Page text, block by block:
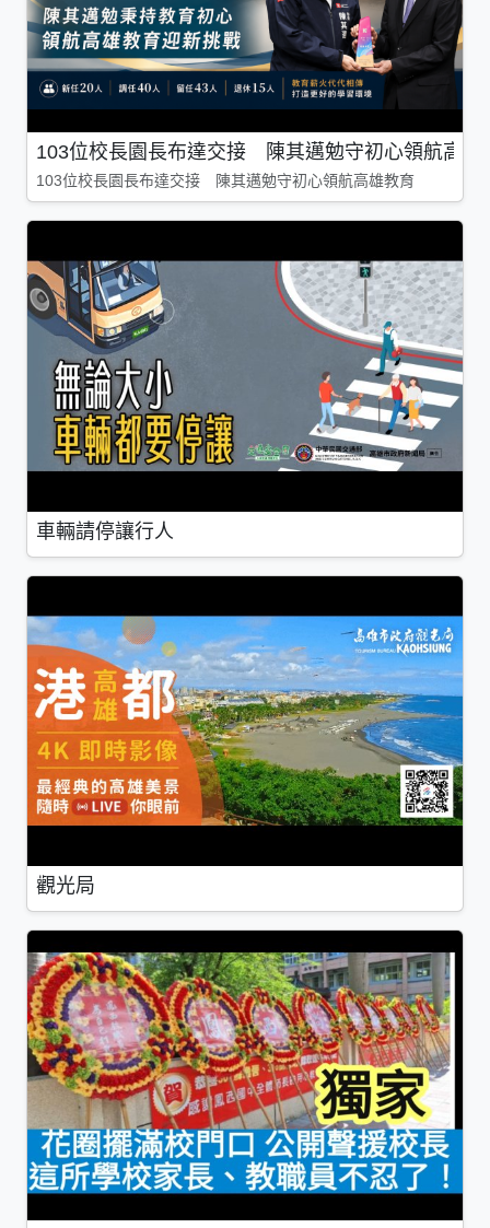
103位校長園長布達交接 陳其邁勉守初心領航高雄
103位校長園長布達交接 陳其邁勉守初心領航高雄教育
車輛請停讓行人
觀光局